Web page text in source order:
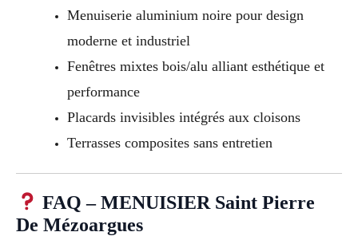
Menuiserie aluminium noire pour design
moderne et industriel
Fenêtres mixtes bois/alu alliant esthétique et
performance
Placards invisibles intégrés aux cloisons
Terrasses composites sans entretien
FAQ – MENUISIER Saint Pierre
De Mézoargues